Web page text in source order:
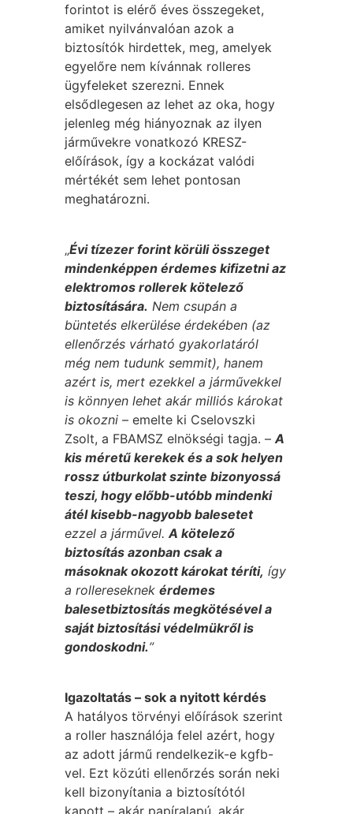
forintot is elérő éves összegeket,
amiket nyilvánvalóan azok a
biztosítók hirdettek, meg, amelyek
egyelőre nem kívánnak rolleres
ügyfeleket szerezni. Ennek
elsődlegesen az lehet az oka, hogy
jelenleg még hiányoznak az ilyen
járművekre vonatkozó KRESZ-
előírások, így a kockázat valódi
mértékét sem lehet pontosan
meghatározni.
„Évi tízezer forint körüli összeget
mindenképpen érdemes kifizetni az
elektromos rollerek kötelező
biztosítására. Nem csupán a
büntetés elkerülése érdekében (az
ellenőrzés várható gyakorlatáról
még nem tudunk semmit), hanem
azért is, mert ezekkel a járművekkel
is könnyen lehet akár milliós károkat
is okozni – emelte ki Cselovszki
Zsolt, a FBAMSZ elnökségi tagja. –A
kis méretű kerekek és a sok helyen
rossz útburkolat szinte bizonyossá
teszi, hogy előbb-utóbb mindenki
átél kisebb-nagyobb balesetet
ezzel a járművel.A kötelező
biztosítás azonban csak a
másoknak okozott károkat téríti, így
a rollereseknekérdemes
balesetbiztosítás megkötésével a
saját biztosítási védelmükről is
gondoskodni.”
Igazoltatás – sok a nyitott kérdés
A hatályos törvényi előírások szerint
a roller használója felel azért, hogy
az adott jármű rendelkezik-e kgfb-
vel. Ezt közúti ellenőrzés során neki
kell bizonyítania a biztosítótól
kapott – akár papíralapú, akár